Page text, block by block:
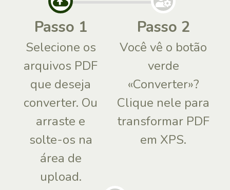
Passo 1
Selecione os
arquivos PDF
que deseja
converter. Ou
arraste e
solte-os na
área de
upload.
Passo 2
Você vê o botão
verde
«Converter»?
Clique nele para
transformar PDF
em XPS.